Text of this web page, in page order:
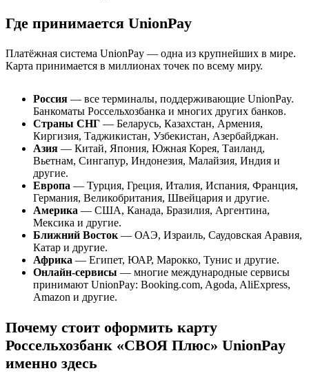
Где принимается UnionPay
Платёжная система UnionPay — одна из крупнейших в мире.
Карта принимается в миллионах точек по всему миру.
Россия — все терминалы, поддерживающие UnionPay.
Банкоматы Россельхозбанка и многих других банков.
Страны СНГ — Беларусь, Казахстан, Армения,
Киргизия, Таджикистан, Узбекистан, Азербайджан.
Азия — Китай, Япония, Южная Корея, Таиланд,
Вьетнам, Сингапур, Индонезия, Малайзия, Индия и
другие.
Европа — Турция, Греция, Италия, Испания, Франция,
Германия, Великобритания, Швейцария и другие.
Америка — США, Канада, Бразилия, Аргентина,
Мексика и другие.
Ближний Восток— ОАЭ, Израиль, Саудовская Аравия,
Катар и другие.
Африка — Египет, ЮАР, Марокко, Тунис и другие.
Онлайн-сервисы — многие международные сервисы
принимают UnionPay: Booking.com, Agoda, AliExpress,
Amazon и другие.
Почему стоит оформить карту
Россельхозбанк «СВОЯ Плюс» UnionPay
именно здесь